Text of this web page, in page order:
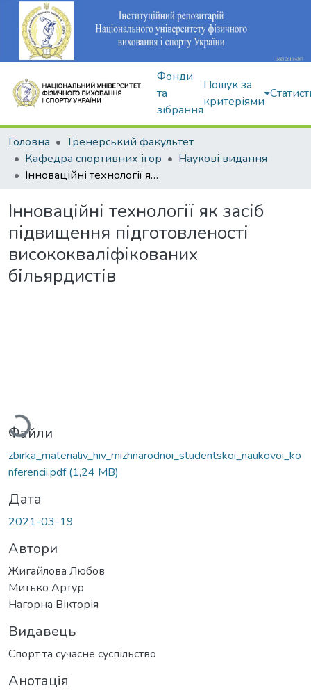
Фонди
та
зібрання
Пошук за
критеріями
Головна
Тренерський факультет
Кафедра спортивних ігор
Наукові видання
Інноваційні технології як засіб підвищення підготовленості висококваліфікованих більярдистів
Інноваційні технології як засіб
підвищення підготовленості
висококваліфікованих
більярдистів
Вантажиться...
Файли
zbirka_materialiv_hiv_mizhnarodnoi_studentskoi_naukovoi_ko
nferencii.pdf(1,24 MB)
Дата
2021-03-19
Автори
Жигайлова Любов
Митько Артур
Нагорна Вікторія
Видавець
Спорт та сучасне суспільство
Анотація